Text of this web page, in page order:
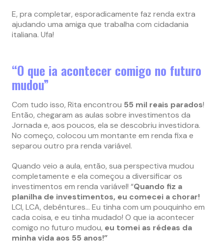
E, pra completar, esporadicamente faz renda extra
ajudando uma amiga que trabalha com cidadania
italiana. Ufa!
“O que ia acontecer comigo no futuro
mudou”
Com tudo isso, Rita encontrou 55 mil reais parados!
Então, chegaram as aulas sobre investimentos da
Jornada e, aos poucos, ela se descobriu investidora.
No começo, colocou um montante em renda fixa e
separou outro pra renda variável.
Quando veio a aula, então, sua perspectiva mudou
completamente e ela começou a diversificar os
investimentos em renda variável! “Quando fiz a
planilha de investimentos, eu comecei a chorar!
LCI, LCA, debêntures… Eu tinha com um pouquinho em
cada coisa, e eu tinha mudado! O que ia acontecer
comigo no futuro mudou, eu tomei as rédeas da
minha vida aos 55 anos!”